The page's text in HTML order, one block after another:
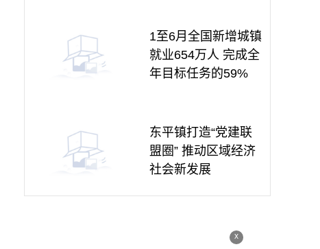
1至6月全国新增城镇
就业654万人 完成全
年目标任务的59%
东平镇打造“党建联
盟圈” 推动区域经济
社会新发展
x